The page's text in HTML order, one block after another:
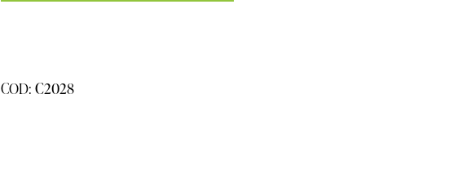
COD: C2028